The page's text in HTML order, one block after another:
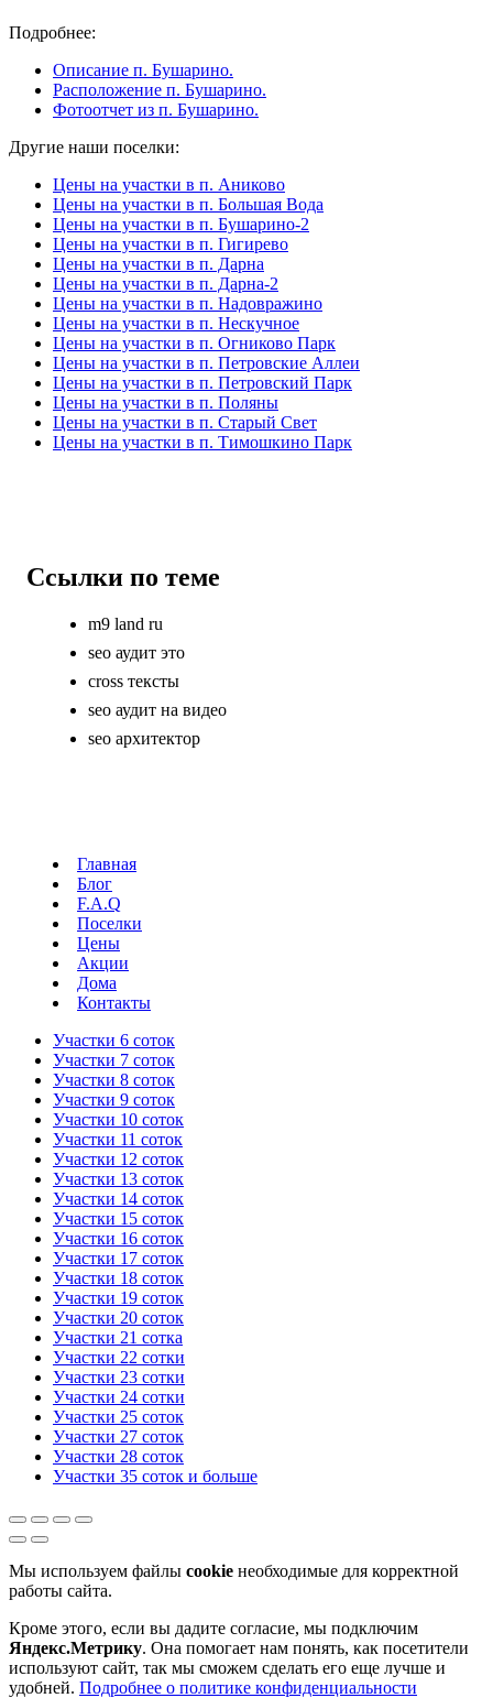
Подробнее:
Описание п. Бушарино.
Расположение п. Бушарино.
Фотоотчет из п. Бушарино.
Другие наши поселки:
Цены на участки в п. Аниково
Цены на участки в п. Большая Вода
Цены на участки в п. Бушарино-2
Цены на участки в п. Гигирево
Цены на участки в п. Дарна
Цены на участки в п. Дарна-2
Цены на участки в п. Надовражино
Цены на участки в п. Нескучное
Цены на участки в п. Огниково Парк
Цены на участки в п. Петровские Аллеи
Цены на участки в п. Петровский Парк
Цены на участки в п. Поляны
Цены на участки в п. Старый Свет
Цены на участки в п. Тимошкино Парк
Ссылки по теме
m9 land ru
seo аудит это
cross тексты
seo аудит на видео
seo архитектор
Главная
Блог
F.A.Q
Поселки
Цены
Акции
Дома
Контакты
Участки 6 соток
Участки 7 соток
Участки 8 соток
Участки 9 соток
Участки 10 соток
Участки 11 соток
Участки 12 соток
Участки 13 соток
Участки 14 соток
Участки 15 соток
Участки 16 соток
Участки 17 соток
Участки 18 соток
Участки 19 соток
Участки 20 соток
Участки 21 сотка
Участки 22 сотки
Участки 23 сотки
Участки 24 сотки
Участки 25 соток
Участки 27 соток
Участки 28 соток
Участки 35 соток и больше
Мы используем файлы cookie необходимые для корректной
работы сайта.
Кроме этого, если вы дадите согласие, мы подключим
Яндекс.Метрику. Она помогает нам понять, как посетители
используют сайт, так мы сможем сделать его еще лучше и
удобней. Подробнее о политике конфиденциальности